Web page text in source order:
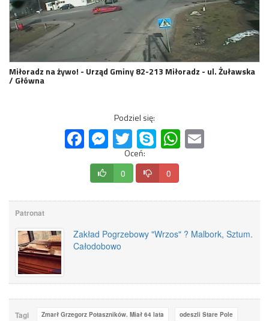
Miłoradz na żywo! - Urząd Gminy 82-213 Miłoradz - ul. Żuławska
/ Główna
Podziel się:
FacebookMessenger
Twitter Skype WhatsApp
Oceń:
0 0
Patronat
Zakład Pogrzebowy "Wrzos" ? Malbork, Sztum.
Całodobowo
Tagi Zmarł Grzegorz Potaszników. Miał 64 lata odeszli Stare Pole